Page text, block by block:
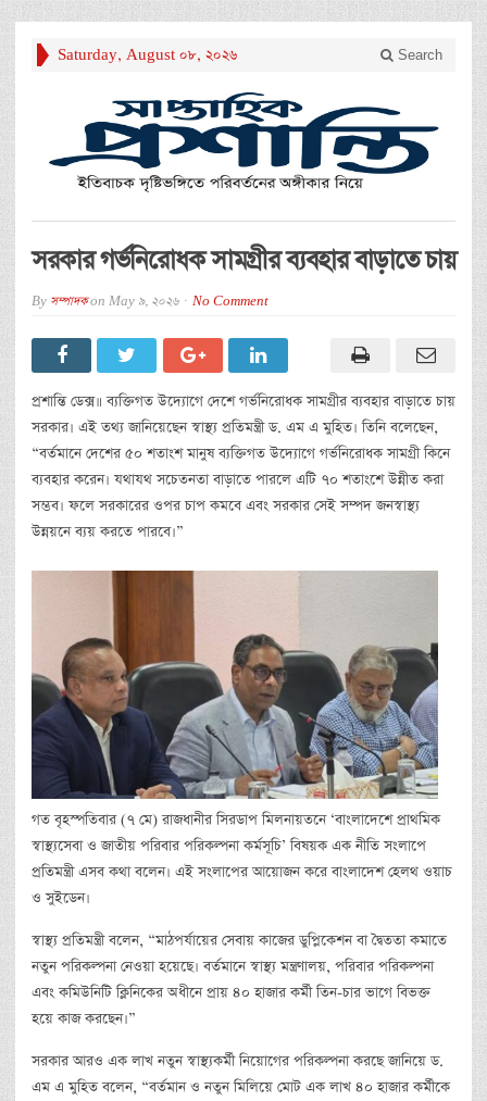
Saturday, August 08, 2026 Search
সরকার গর্ভনিরোধক সামগ্রীর ব্যবহার বাড়াতে চায়
By সম্পাদকon May 9, 2026 No Comment
প্রশান্তি ডেক্স॥ ব্যক্তিগত উদ্যোগে দেশে গর্ভনিরোধক সামগ্রীর ব্যবহার বাড়াতে চায়
সরকার। এই তথ্য জানিয়েছেন স্বাস্থ্য প্রতিমন্ত্রী ড. এম এ মুহিত। তিনি বলেছেন,
“বর্তমানে দেশের ৫০ শতাংশ মানুষ ব্যক্তিগত উদ্যোগে গর্ভনিরোধক সামগ্রী কিনে
ব্যবহার করেন। যথাযথ সচেতনতা বাড়াতে পারলে এটি ৭০ শতাংশে উন্নীত করা
সম্ভব। ফলে সরকারের ওপর চাপ কমবে এবং সরকার সেই সম্পদ জনস্বাস্থ্য
উন্নয়নে ব্যয় করতে পারবে।”
গত বৃহস্পতিবার (৭ মে) রাজধানীর সিরডাপ মিলনায়তনে ‘বাংলাদেশে প্রাথমিক
স্বাস্থ্যসেবা ও জাতীয় পরিবার পরিকল্পনা কর্মসূচি’ বিষয়ক এক নীতি সংলাপে
প্রতিমন্ত্রী এসব কথা বলেন। এই সংলাপের আয়োজন করে বাংলাদেশ হেলথ ওয়াচ
ও সুইডেন।
স্বাস্থ্য প্রতিমন্ত্রী বলেন, “মাঠপর্যায়ের সেবায় কাজের ডুপ্লিকেশন বা দ্বৈততা কমাতে
নতুন পরিকল্পনা নেওয়া হয়েছে। বর্তমানে স্বাস্থ্য মন্ত্রণালয়, পরিবার পরিকল্পনা
এবং কমিউনিটি ক্লিনিকের অধীনে প্রায় ৪০ হাজার কর্মী তিন-চার ভাগে বিভক্ত
হয়ে কাজ করছেন।”
সরকার আরও এক লাখ নতুন স্বাস্থ্যকর্মী নিয়োগের পরিকল্পনা করছে জানিয়ে ড.
এম এ মুহিত বলেন, “বর্তমান ও নতুন মিলিয়ে মোট এক লাখ ৪০ হাজার কর্মীকে